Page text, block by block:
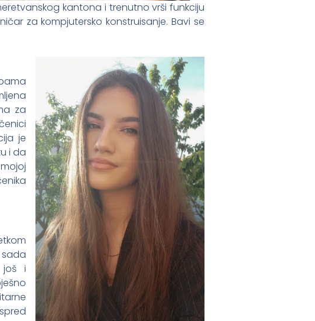
kantona i trenutno vrši funkciju
za kompjutersko konstruisanje. Bavi se
za
je
i da
sada
još i